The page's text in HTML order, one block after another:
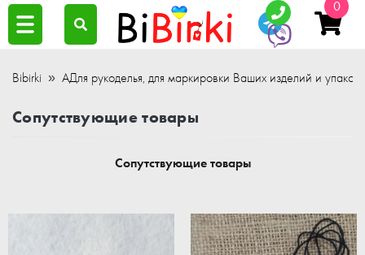
0
Bibirki АДля рукоделья, для маркировки Ваших изделий и
Сопутствующие товары
Сопутствующие товары